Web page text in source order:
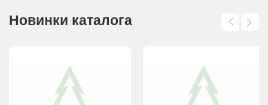
Новинки каталога